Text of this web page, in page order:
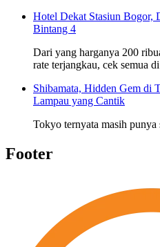
Hotel Dekat Stasiun Bogor,
Bintang 4
Dari yang harganya 200
rate terjangkau, cek semua
Shibamata, Hidden Gem di
Lampau yang Cantik
Tokyo ternyata masih
Footer